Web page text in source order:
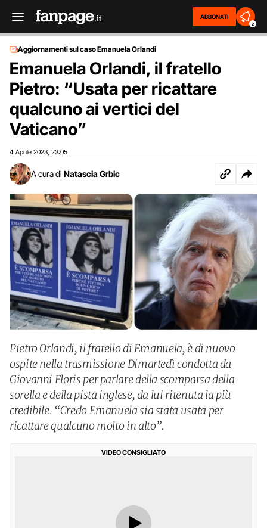
ABBONATI
2
Aggiornamenti sul caso Emanuela Orlandi
Emanuela Orlandi, il fratello
Pietro: “Usata per ricattare
qualcuno ai vertici del
Vaticano”
4 Aprile 2023 23:05
A cura di Natascia Grbic
Pietro Orlandi, il fratello di Emanuela, è di nuovo
ospite nella trasmissione Dimartedì condotta da
Giovanni Floris per parlare della scomparsa della
sorella e della pista inglese, da lui ritenuta la più
credibile. “Credo Emanuela sia stata usata per
ricattare qualcuno molto in alto”.
VIDEO CONSIGLIATO